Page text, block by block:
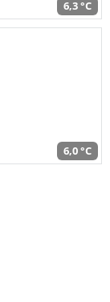
6,3 °C
6,0 °C